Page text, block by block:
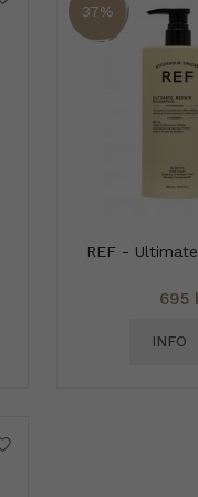
37%
REF -
695
INFO